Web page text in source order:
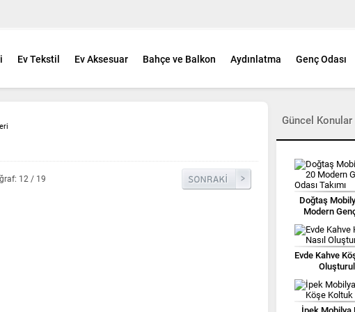
Ev Tekstil Ev Aksesuar Bahçe ve Balkon Aydınlatma Genç Odası
12 / 19
Güncel Konular
Doğtaş
Modern
Evde Kahve